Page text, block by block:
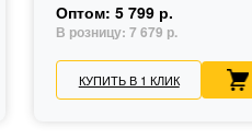
Оптом:5 799 р.
В розницу:7 679 р.
КУПИТЬ В 1 КЛИК